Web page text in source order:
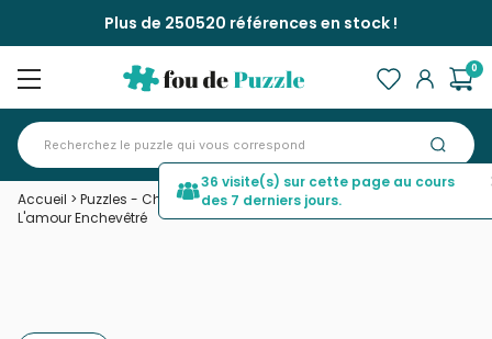
Plus de 250520 références en stock !
0
Accueil > Puzzles - Châteaux et Palaces>Disney - Raiponce -
L'amour Enchevêtré
36 visite(s) sur cette page au cours
des 7 derniers jours.